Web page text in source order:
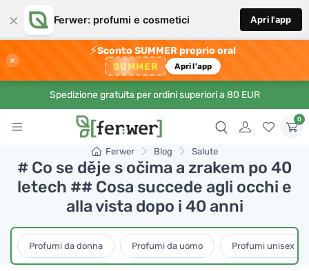
× Ferwer: profumi e cosmetici Apri l'app
×
⚡Sconto SUMMER proprio ora!
SUMMER Apri l'app
Spedizione gratuita per ordini superiori a 80 EUR
0
Ferwer Blog Salute
# Co se děje s očima a zrakem po 40
letech ## Cosa succede agli occhi e
alla vista dopo i 40 anni
Profumi da donna Profumi da uomo Profumi unisex